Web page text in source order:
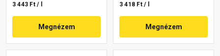
3 443 Ft / l
Megnézem
3 418 Ft / l
Megnézem